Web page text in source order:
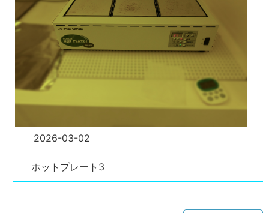
2026-03-02
ホットプレート3